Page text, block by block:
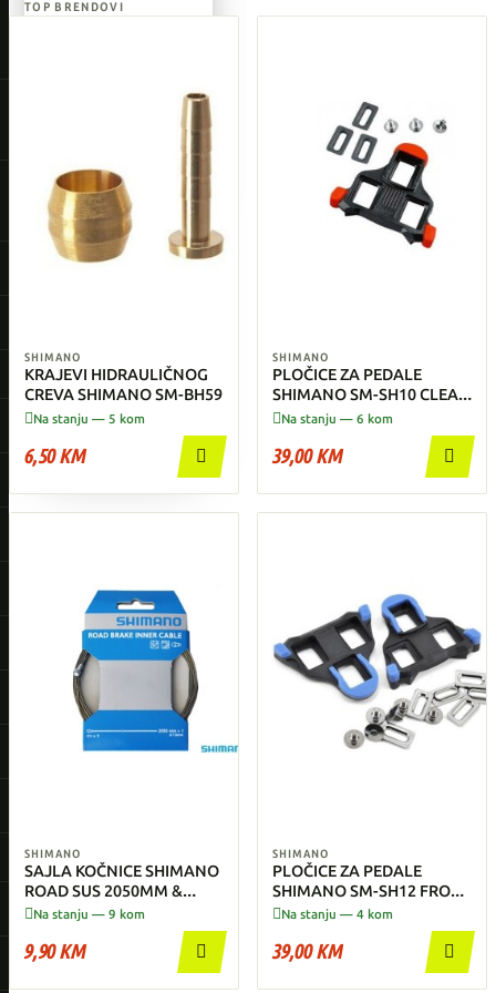
SNIŽENI MODELI
Pogledaj sve →
TOP BRENDOVI
Wahoo
O'Neal
AKCIJA
SNIŽENI MODELI
Pogledaj sve →
SHIMANO
KRAJEVI HIDRAULIČNOG
CREVA SHIMANO SM-BH59
Na stanju — 5 kom
6,50 KM 
SHIMANO
PLOČICE ZA PEDALE
SHIMANO SM-SH10 CLEAT
SET(FIX MODE/Par),
Na stanju — 6 kom
39,00 KM 
SHIMANO
SAJLA KOČNICE SHIMANO
ROAD SUS 2050MM &
INNER END CAP
Na stanju — 9 kom
9,90 KM 
SHIMANO
PLOČICE ZA PEDALE
SHIMANO SM-SH12 FRONT
PIVOT CENTER
Na stanju — 4 kom
39,00 KM 